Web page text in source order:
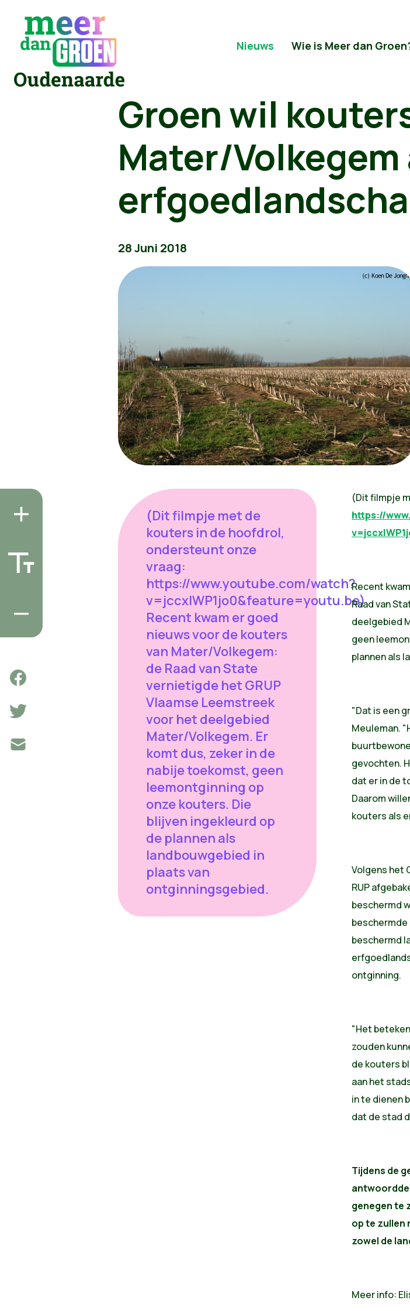
Nieuws Wie is Meer dan
Groen wil
Mater/Volkegem
28 Juni 2018
(Dit filmpje met de
kouters in de hoofdrol,
ondersteunt onze
vraag:
https://www.youtube.com/watch?
v=jccxIWP1jo0&feature=youtu.be)
Recent kwam er goed
nieuws voor de kouters
van Mater/Volkegem:
de Raad van State
vernietigde het GRUP
Vlaamse Leemstreek
voor het deelgebied
Mater/Volkegem. Er
komt dus, zeker in de
nabije toekomst, geen
leemontginning op
onze kouters. Die
blijven ingekleurd op
de plannen als
landbouwgebied in
plaats van
ontginningsgebied.
(Dit filmpje
https://
Recent
Raad van
deelgebied
geen
plannen als
"Dat is een
Meuleman.
gevochten.
dat er in de
Daarom
kouters als
Volgens het
RUP
beschermd
beschermd
ontginning.
"Het
zouden
de kouters
aan het
in te dienen
dat de stad
Tijdens de
antwoordde
genegen te
op te zullen
zowel de
Meer info: